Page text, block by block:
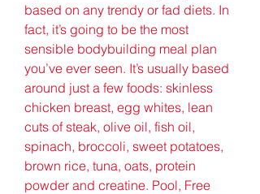
based on any trendy or fad diets. In
fact, it’s going to be the most
sensible bodybuilding meal plan
you’ve ever seen. It’s usually based
around just a few foods: skinless
chicken breast, egg whites, lean
cuts of steak, olive oil, fish oil,
spinach, broccoli, sweet potatoes,
brown rice, tuna, oats, protein
powder and creatine. Pool, Free